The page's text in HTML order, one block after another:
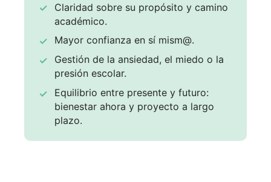
Claridad sobre su propósito y camino
académico.
Mayor confianza en sí mism@.
Gestión de la ansiedad, el miedo o la
presión escolar.
Equilibrio entre presente y futuro:
bienestar ahora y proyecto a largo
plazo.